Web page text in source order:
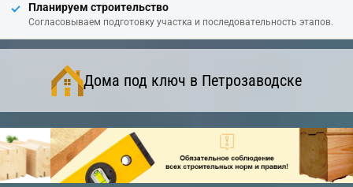
Планируем строительство
Согласовываем подготовку участка и последовательность этапов.
Дома под ключ в Петрозаводске